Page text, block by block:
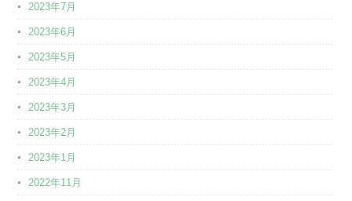
2023年7月
2023年6月
2023年5月
2023年4月
2023年3月
2023年2月
2023年1月
2022年11月